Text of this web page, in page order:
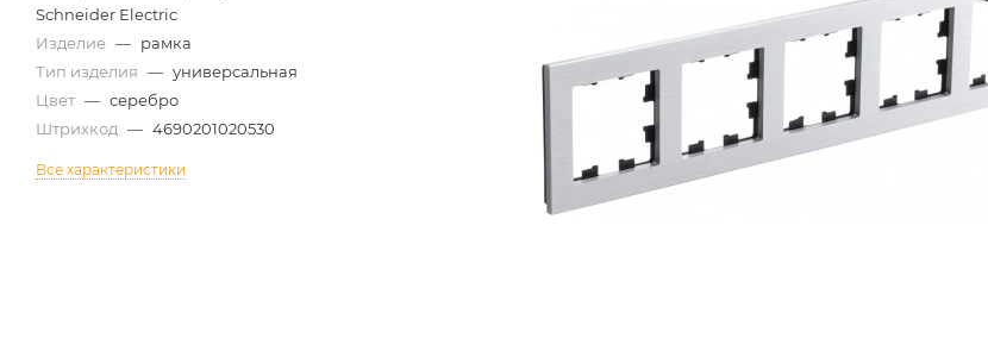
Schneider Electric
Изделие — рамка
Тип изделия — универсальная
Цвет — серебро
Штрихкод — 4690201020530
Все характеристики